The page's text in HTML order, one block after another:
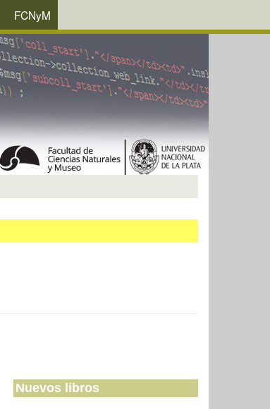
FCNyM
Nuevos libros